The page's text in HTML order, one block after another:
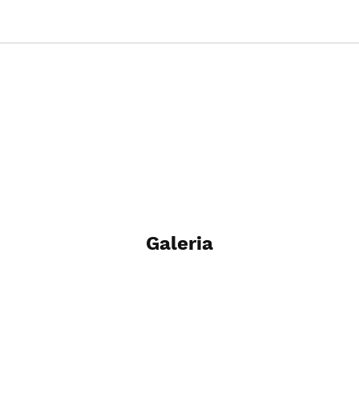
Galeria